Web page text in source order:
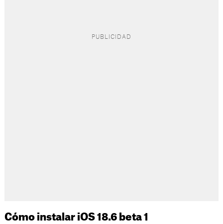
Cómo instalar iOS 18.6 beta 1